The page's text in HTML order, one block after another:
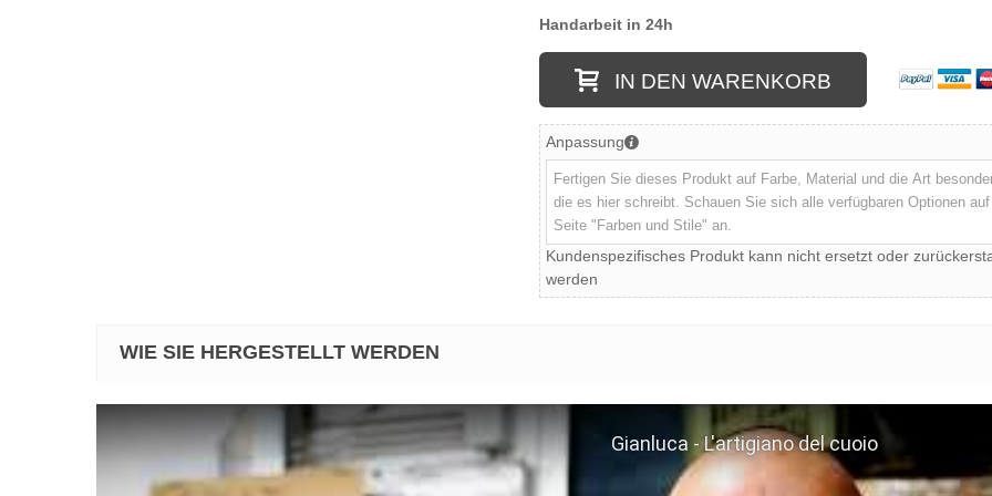
Handarbeit in 24h
IN DEN WARENKORB
Anpassung
Kundenspezifisches Produkt kann nicht ersetzt oder
werden
WIE SIE HERGESTELLT WERDEN